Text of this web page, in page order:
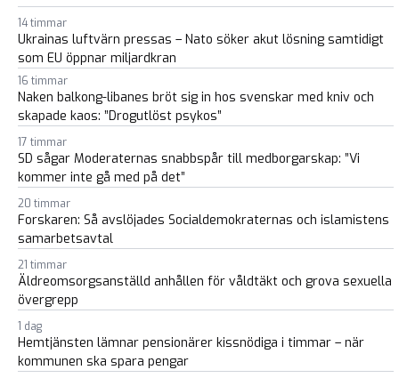
14 timmar
Ukrainas luftvärn pressas – Nato söker akut lösning samtidigt
som EU öppnar miljardkran
16 timmar
Naken balkong-libanes bröt sig in hos svenskar med kniv och
skapade kaos: ”Drogutlöst psykos”
17 timmar
SD sågar Moderaternas snabbspår till medborgarskap: ”Vi
kommer inte gå med på det”
20 timmar
Forskaren: Så avslöjades Socialdemokraternas och islamistens
samarbetsavtal
21 timmar
Äldreomsorgsanställd anhållen för våldtäkt och grova sexuella
övergrepp
1 dag
Hemtjänsten lämnar pensionärer kissnödiga i timmar – när
kommunen ska spara pengar